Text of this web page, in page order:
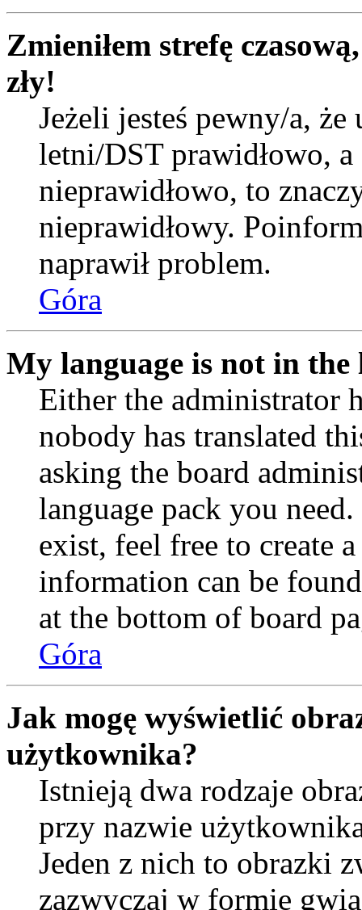
Zmieniłem strefę
zły!
Jeżeli jesteś pewny/a, że
letni/DST prawidłowo,
nieprawidłowo, to
nieprawidłowy.
naprawił problem.
Góra
My language is not in the
Either the administrator
nobody has translated
asking the board
language pack you
exist, feel free to create
information can be
at the bottom of board
Góra
Jak mogę wyświetlić
użytkownika?
Istnieją dwa rodzaje
przy nazwie
Jeden z nich to obrazki
zazwyczaj w formie